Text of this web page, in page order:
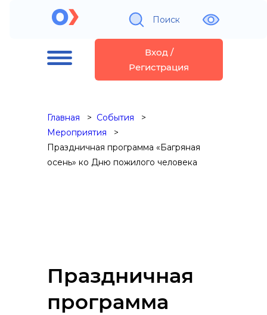
Поиск
Вход /
Регистрация
Главная
События
Мероприятия
Праздничная программа «Багряная
осень» ко Дню пожилого человека
Праздничная
программа